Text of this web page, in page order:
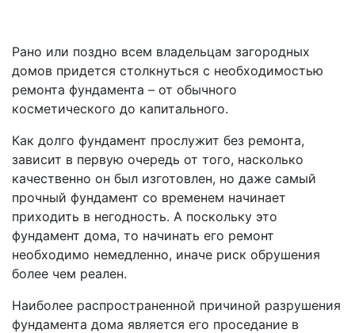
Рано или поздно всем владельцам загородных
домов придется столкнуться с необходимостью
ремонта фундамента – от обычного
косметического до капитального.
Как долго фундамент прослужит без ремонта,
зависит в первую очередь от того, насколько
качественно он был изготовлен, но даже самый
прочный фундамент со временем начинает
приходить в негодность. А поскольку это
фундамент дома, то начинать его ремонт
необходимо немедленно, иначе риск обрушения
более чем реален.
Наиболее распространенной причиной разрушения
фундамента дома является его проседание в